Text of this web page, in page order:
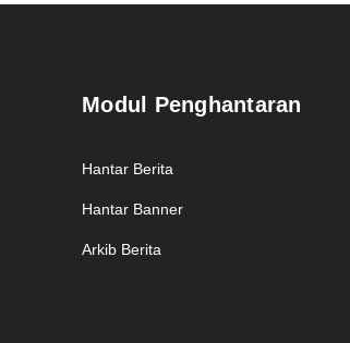
Modul Penghantaran
Hantar Berita
Hantar Banner
Arkib Berita